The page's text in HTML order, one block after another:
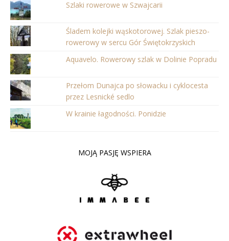
Szlaki rowerowe w Szwajcarii
Śladem kolejki wąskotorowej. Szlak pieszo-
rowerowy w sercu Gór Świętokrzyskich
Aquavelo. Rowerowy szlak w Dolinie Popradu
Przełom Dunajca po słowacku i cyklocesta
przez Lesnické sedlo
W krainie łagodności. Ponidzie
MOJĄ PASJĘ WSPIERA